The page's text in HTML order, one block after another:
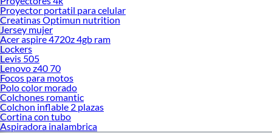
Proyector portatil para celular
Creatinas Optimun nutrition
Jersey mujer
Acer aspire 4720z 4gb ram
Lockers
Levis 505
Lenovo z40 70
Focos para motos
Polo color morado
Colchones romantic
Colchon inflable 2 plazas
Cortina con tubo
Aspiradora inalambrica